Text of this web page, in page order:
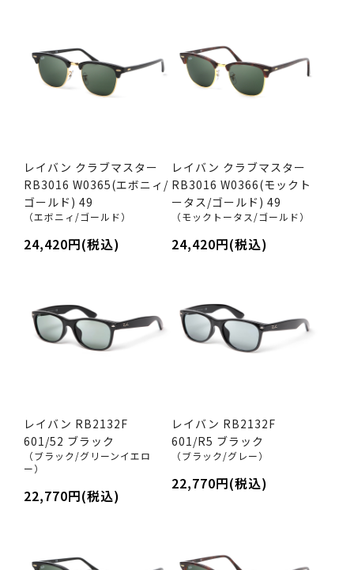
レイバン クラブマスター
RB3016 W0365(エボニィ/
ゴールド) 49
（エボニィ/ゴールド）
24,420円(税込)
レイバン クラブマスター
RB3016 W0366(モックト
ータス/ゴールド) 49
（モックトータス/ゴールド）
24,420円(税込)
レイバン RB2132F
601/52 ブラック
（ブラック/グリーンイエロ
ー）
22,770円(税込)
レイバン RB2132F
601/R5 ブラック
（ブラック/グレー）
22,770円(税込)